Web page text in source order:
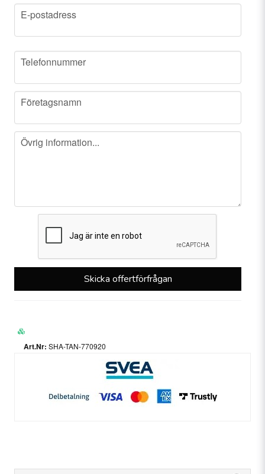
email
E-postadress
phone
Telefonnummer
company
Företagsnamn
message
Övrig information...
Skicka offertförfrågan
SHA-TAN-770920